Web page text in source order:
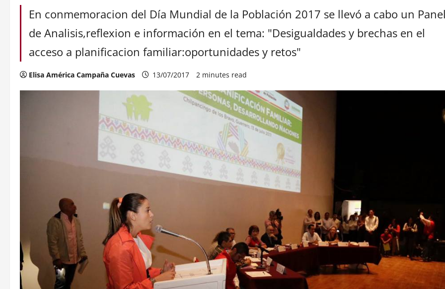
En conmemoracion del Día Mundial de la Población 2017 se llevó a cabo un
de Analisis,reflexion e información en el tema: "Desigualdades y brechas en el
acceso a planificacion familiar:oportunidades y retos"
Elisa América Campaña Cuevas 13/07/2017 2 minutes read